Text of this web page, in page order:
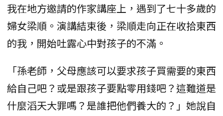
我在地方邀請的作家講座上，遇到了七十多歲的
婦女梁順。演講結束後，梁順走向正在收拾東西
的我，開始吐露心中對孩子的不滿。
「孫老師，父母應該可以要求孩子買需要的東西
給自己吧？或是跟孩子要點零用錢吧？這難道是
什麼滔天大罪嗎？是誰把他們養大的？」她說自